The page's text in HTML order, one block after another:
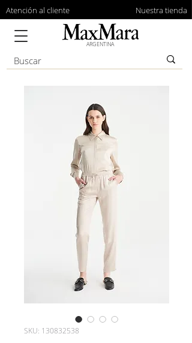
Atención al cliente Nuestra tienda
ARGENTINA
SKU: 130832538